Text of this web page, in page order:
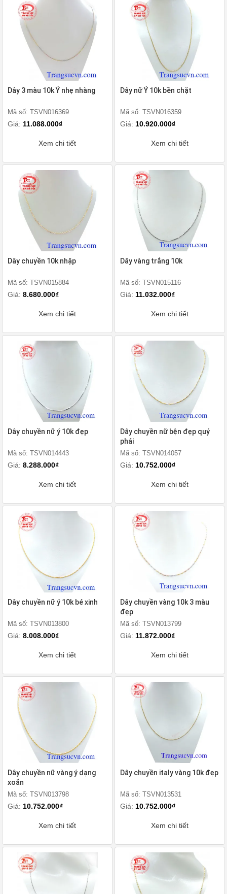
Dây 3 màu 10k Ý nhẹ nhàng
Mã số: TSVN016369
Giá: 11.088.000₫
Xem chi tiết
Dây nữ Ý 10k bền chặt
Mã số: TSVN016359
Giá: 10.920.000₫
Xem chi tiết
Dây chuyền 10k nhập
Mã số: TSVN015884
Giá: 8.680.000₫
Xem chi tiết
Dây vàng trắng 10k
Mã số: TSVN015116
Giá: 11.032.000₫
Xem chi tiết
Dây chuyền nữ ý 10k đẹp
Mã số: TSVN014443
Giá: 8.288.000₫
Xem chi tiết
Dây chuyền nữ bện đẹp quý
phái
Mã số: TSVN014057
Giá: 10.752.000₫
Xem chi tiết
Dây chuyền nữ ý 10k bé xinh
Mã số: TSVN013800
Giá: 8.008.000₫
Xem chi tiết
Dây chuyền vàng 10k 3 màu
đẹp
Mã số: TSVN013799
Giá: 11.872.000₫
Xem chi tiết
Dây chuyền nữ vàng ý dạng
xoắn
Mã số: TSVN013798
Giá: 10.752.000₫
Xem chi tiết
Dây chuyền italy vàng 10k đẹp
Mã số: TSVN013531
Giá: 10.752.000₫
Xem chi tiết